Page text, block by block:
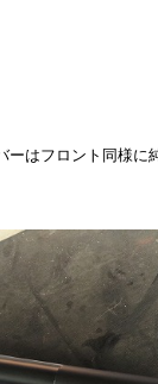
はフロント同様に